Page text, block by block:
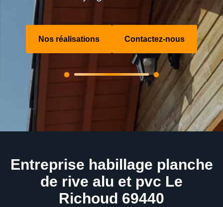
Nos réalisations Contactez-nous
Entreprise habillage planche
de rive alu et pvc Le
Richoud 69440